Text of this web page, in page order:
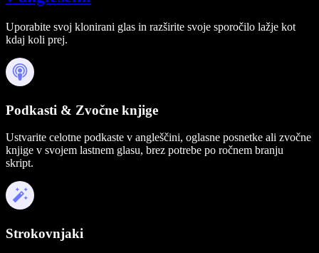
Uporabite svoj klonirani glas in razširite svoje sporočilo lažje kot
kdaj koli prej.
Podkasti & Zvočne knjige
Ustvarite celotne podkaste v angleščini, oglasne posnetke ali zvočne
knjige v svojem lastnem glasu, brez potrebe po ročnem branju
skript.
Strokovnjaki